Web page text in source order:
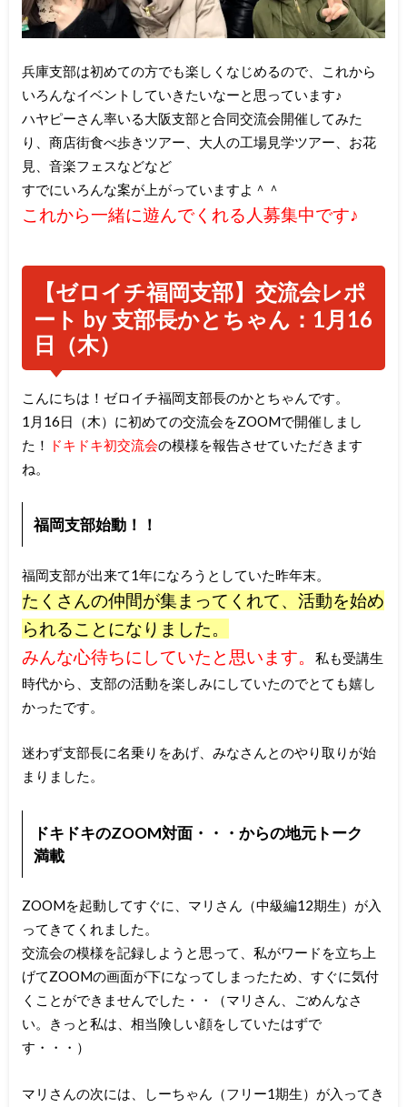
兵庫支部は初めての方でも楽しくなじめるので、これから
いろんなイベントしていきたいなーと思っています♪
ハヤピーさん率いる大阪支部と合同交流会開催してみた
り、商店街食べ歩きツアー、大人の工場見学ツアー、お花
見、音楽フェスなどなど
すでにいろんな案が上がっていますよ＾＾
これから一緒に遊んでくれる人募集中です♪
【ゼロイチ福岡支部】交流会レポ
ート by 支部長かとちゃん ：1月16
日（木）
こんにちは！ゼロイチ福岡支部長のかとちゃんです。
1月16日（木）に初めての交流会をZOOMで開催しまし
た！
ドキドキ初交流会の模様を報告させていただきます
ね。
福岡支部始動！！
福岡支部が出来て1年になろうとしていた昨年末。
たくさんの仲間が集まってくれて、活動を始め
られることになりました。
みんな心待ちにしていたと思います。
私も受講生
時代から、支部の活動を楽しみにしていたのでとても嬉し
かったです。
迷わず支部長に名乗りをあげ、みなさんとのやり取りが始
まりました。
ドキドキのZOOM対面・・・からの地元トーク
満載
ZOOMを起動してすぐに、マリさん（中級編12期生）が入
ってきてくれました。
交流会の模様を記録しようと思って、私がワードを立ち上
げてZOOMの画面が下になってしまったため、すぐに気付
くことができませんでした・・（マリさん、ごめんなさ
い。きっと私は、相当険しい顔をしていたはずで
す・・・）
マリさんの次には、しーちゃん（フリー1期生）が入ってき